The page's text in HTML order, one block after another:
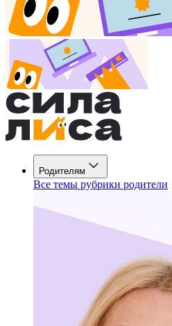
Родителям
Все темы рубрики родители